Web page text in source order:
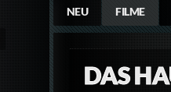
NEU FILME
DAS